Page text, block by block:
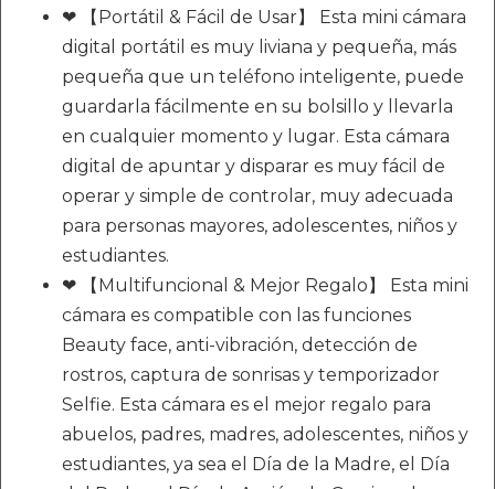
❤ 【Portátil & Fácil de Usar】 Esta mini cámara
digital portátil es muy liviana y pequeña, más
pequeña que un teléfono inteligente, puede
guardarla fácilmente en su bolsillo y llevarla
en cualquier momento y lugar. Esta cámara
digital de apuntar y disparar es muy fácil de
operar y simple de controlar, muy adecuada
para personas mayores, adolescentes, niños y
estudiantes.
❤ 【Multifuncional & Mejor Regalo】 Esta mini
cámara es compatible con las funciones
Beauty face, anti-vibración, detección de
rostros, captura de sonrisas y temporizador
Selfie. Esta cámara es el mejor regalo para
abuelos, padres, madres, adolescentes, niños y
estudiantes, ya sea el Día de la Madre, el Día